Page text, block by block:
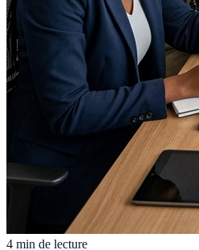
4 min de lecture